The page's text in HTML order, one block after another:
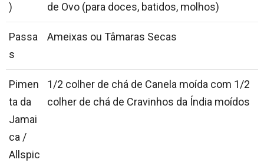
)
de Ovo (para doces, batidos, molhos)
Passa
s
Ameixas ou Tâmaras Secas
Pimen
ta da
Jamai
ca /
Allspic
1/2 colher de chá de Canela moída com 1/2
colher de chá de Cravinhos da Índia moídos